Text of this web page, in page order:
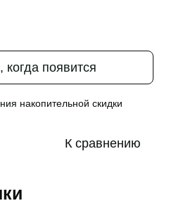
появится
накопительной скидки
К сравнению